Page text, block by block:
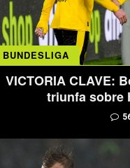
BUNDESLIGA
VICTORIA CLAVE:
triunfa sobre